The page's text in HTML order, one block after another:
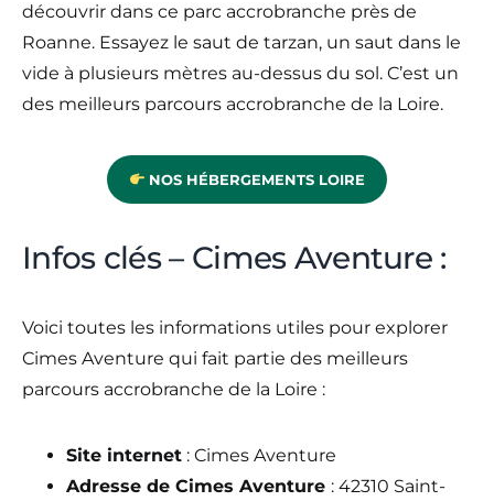
découvrir dans ce parc accrobranche près de
Roanne. Essayez le saut de tarzan, un saut dans le
vide à plusieurs mètres au-dessus du sol. C’est un
des meilleurs parcours accrobranche de la Loire.
NOS HÉBERGEMENTS LOIRE
Infos clés – Cimes Aventure :
Voici toutes les informations utiles pour explorer
Cimes Aventure qui fait partie des meilleurs
parcours accrobranche de la Loire :
Site internet : Cimes Aventure
Adresse de Cimes Aventure : 42310 Saint-